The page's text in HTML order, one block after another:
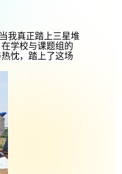
我真正踏上三星堆
学校与课题组的
忱，踏上了这场